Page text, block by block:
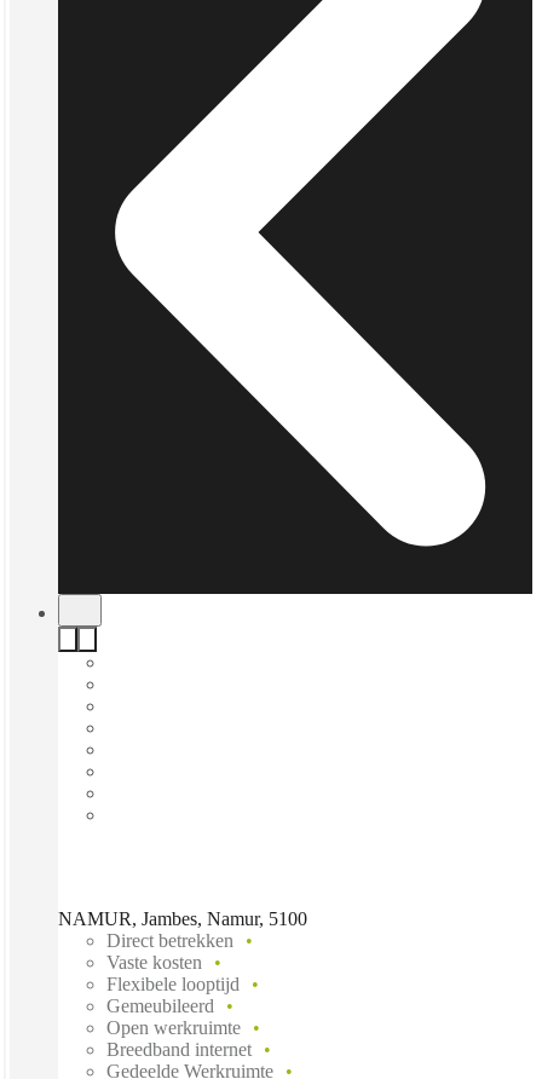
NAMUR, Jambes, Namur, 5100
Direct betrekken
Vaste kosten
Flexibele looptijd
Gemeubileerd
Open werkruimte
Breedband internet
Gedeelde Werkruimte